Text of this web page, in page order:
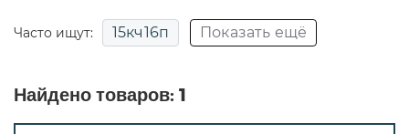
Часто ищут: 15кч16п Показать ещё
15нж65нж 15с18п
Найдено товаров: 1